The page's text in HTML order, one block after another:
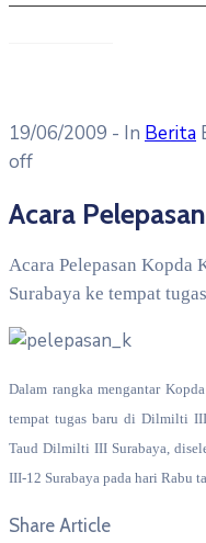
19/06/2009 - In Berita
off
Acara
Acara Pelepasan
Surabaya ke tempat
Dalam rangka mengantar
tempat tugas baru di Dilmilti III
Taud Dilmilti III Surabaya,
III-12 Surabaya pada hari Rabu
Share Article